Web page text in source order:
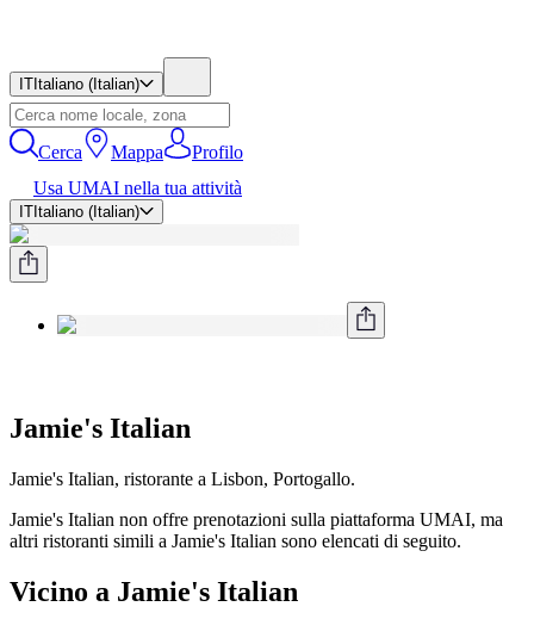
IT Italiano (Italian)
Cerca Mappa
Profilo
Usa UMAI nella tua attività
IT Italiano (Italian)
Jamie's Italian
Jamie's Italian, ristorante a Lisbon, Portogallo.
Jamie's Italian non offre prenotazioni sulla piattaforma UMAI, ma
altri ristoranti simili a Jamie's Italian sono elencati di seguito.
Vicino a Jamie's Italian